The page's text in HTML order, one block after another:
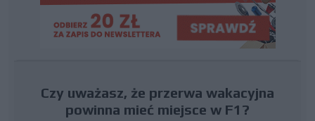
Czy uważasz, że przerwa wakacyjna
powinna mieć miejsce w F1?